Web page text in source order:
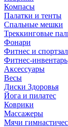
Компасы
Палатки и тенты
Спальные мешки
Треккинговые
Фонари
Фитнес и спортзал
Фитнес-инвентарь
Аксессуары
Весы
Диски Здоровья
Йога и пилатес
Коврики
Массажеры
Мячи